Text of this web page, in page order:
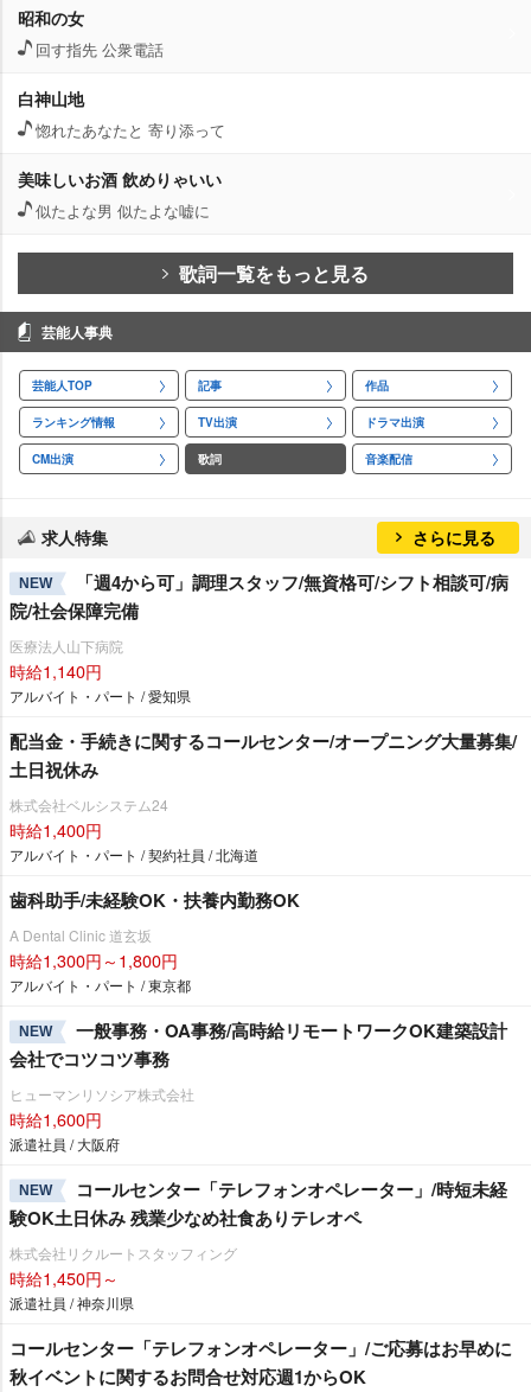
昭和の女
回す指先 公衆電話
白神山地
惚れたあなたと 寄り添って
美味しいお酒 飲めりゃいい
似たよな男 似たよな嘘に
歌詞一覧をもっと見る
芸能人事典
芸能人TOP 記事 作品
ランキング情報 TV出演 ドラマ出演
CM出演 歌詞 音楽配信
求人特集 さらに見る
NEW
「週4から可」調理スタッフ/無資格可/シフト相談可/病
院/社会保障完備
医療法人山下病院
時給1,140円
アルバイト・パート / 愛知県
配当金・手続きに関するコールセンター/オープニング大量募集/
土日祝休み
株式会社ベルシステム24
時給1,400円
アルバイト・パート / 契約社員 / 北海道
歯科助手/未経験OK・扶養内勤務OK
A Dental Clinic 道玄坂
時給1,300円～1,800円
アルバイト・パート / 東京都
NEW
一般事務・OA事務/高時給リモートワークOK建築設計
会社でコツコツ事務
ヒューマンリソシア株式会社
時給1,600円
派遣社員 / 大阪府
NEW
コールセンター「テレフォンオペレーター」/時短未経
験OK土日休み 残業少なめ社食ありテレオペ
株式会社リクルートスタッフィング
時給1,450円～
派遣社員 / 神奈川県
コールセンター「テレフォンオペレーター」/ご応募はお早めに
秋イベントに関するお問合せ対応週1からOK